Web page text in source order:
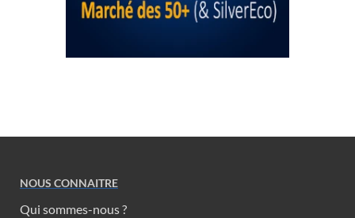
NOUS CONNAITRE
Qui sommes-nous ?